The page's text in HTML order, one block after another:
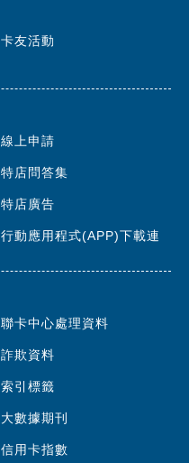
卡友活動
線上申請
特店問答集
特店廣告
行動應用程式(APP)下載連
聯卡中心處理資料
詐欺資料
索引標籤
大數據期刊
信用卡指數